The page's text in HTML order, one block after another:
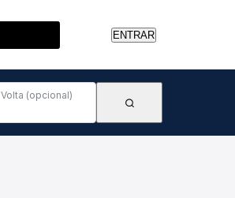
ENTRAR
Volta (opcional)